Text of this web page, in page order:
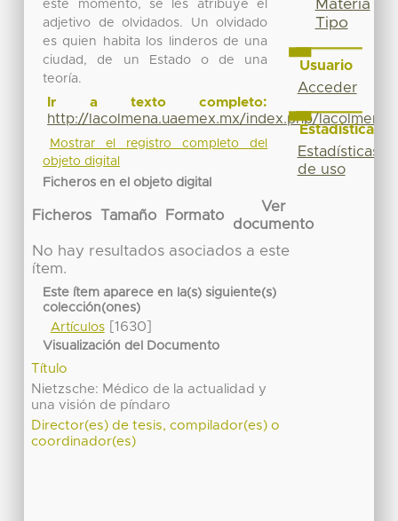
este momento, se les atribuye el
adjetivo de olvidados. Un olvidado
es quien habita los linderos de una
ciudad, de un Estado o de una
teoría.
Ir a texto completo:
http://lacolmena.uaemex.mx/index.php/
Mostrar el registro completo del
objeto digital
Ficheros en el objeto digital
Ficheros Tamaño Formato
Ver
documento
No hay resultados asociados a este
ítem.
Este ítem aparece en la(s) siguiente(s)
colección(ones)
Artículos[1630]
Visualización del Documento
Título
Nietzsche: Médico de la actualidad y
una visión de píndaro
Director(es) de tesis, compilador(es) o
coordinador(es)
Materia
Tipo
Usuario
Acceder
Estadísticas
Estadísticas
de uso